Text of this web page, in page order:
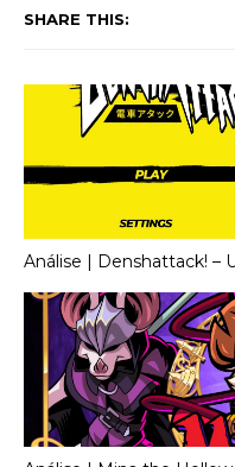
SHARE THIS:
Análise | Denshattack! –